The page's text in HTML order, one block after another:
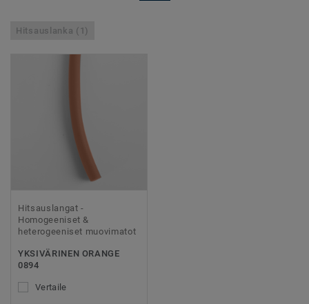
Hitsauslanka (1)
Hitsauslangat -
Homogeeniset &
heterogeeniset muovimatot
YKSIVÄRINEN ORANGE
0894
Vertaile